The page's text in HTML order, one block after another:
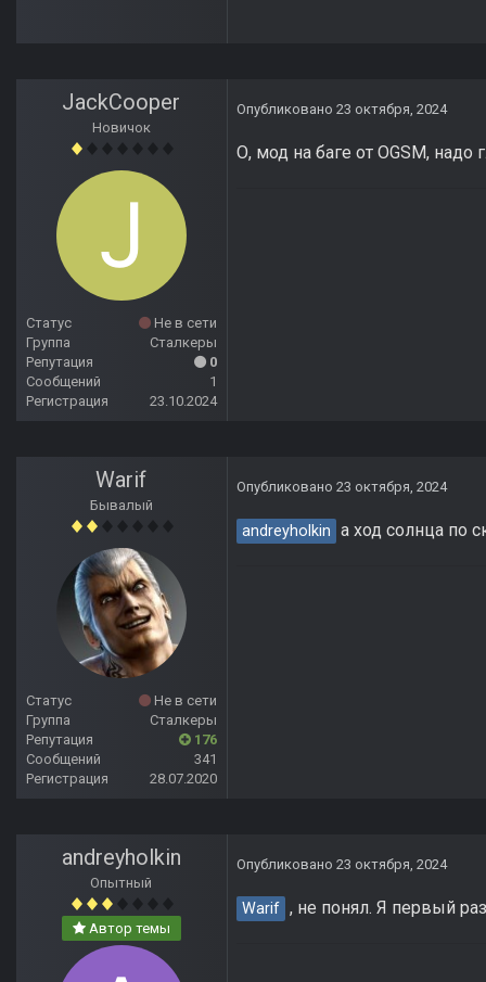
JackCooper
Новичок
Статус
Не в сети
Группа
Сталкеры
Репутация
0
Сообщений
1
Регистрация
23.10.2024
Опубликовано 23 октября, 2024
О, мод на баге от OGSM, надо
Warif
Бывалый
Статус
Не в сети
Группа
Сталкеры
Репутация
176
Сообщений
341
Регистрация
28.07.2020
Опубликовано 23 октября, 2024
andreyholkin а ход солнца по
andreyholkin
Опытный
Автор темы
Опубликовано 23 октября, 2024
Warif , не понял. Я первый